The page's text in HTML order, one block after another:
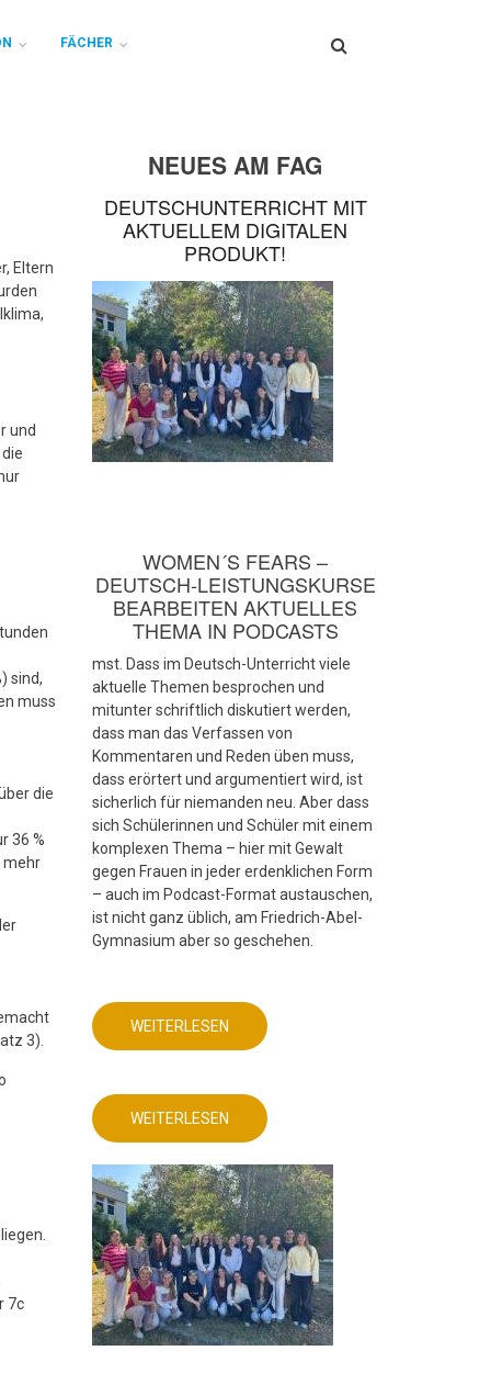
FÄCHER
Eltern
und
sind,
muss
die
36 %
mehr
3).
7c
NEUES AM FAG
DEUTSCHUNTERRICHT MIT
AKTUELLEM DIGITALEN
PRODUKT!
WOMEN´S FEARS –
DEUTSCH-LEISTUNGSKURSE
BEARBEITEN AKTUELLES
THEMA IN PODCASTS
mst. Dass im Deutsch-Unterricht viele
aktuelle Themen besprochen und
mitunter schriftlich diskutiert werden,
dass man das Verfassen von
Kommentaren und Reden üben muss,
dass erörtert und argumentiert wird, ist
sicherlich für niemanden neu. Aber dass
sich Schülerinnen und Schüler mit einem
komplexen Thema – hier mit Gewalt
gegen Frauen in jeder erdenklichen Form
– auch im Podcast-Format austauschen,
ist nicht ganz üblich, am Friedrich-Abel-
Gymnasium aber so geschehen.
WEITERLESEN ÜBER
DEUTSCHUNTERRICHT
PRODUKT!
WEITERLESEN ÜBER
DEUTSCHUNTERRICHT
AKTUELLEM
DIGITALEN
PRODUKT!